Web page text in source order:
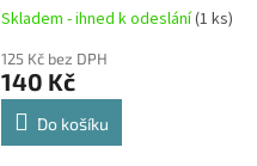
Skladem - ihned k odeslání(1 ks)
125 Kč bez DPH
140 Kč
Do košíku